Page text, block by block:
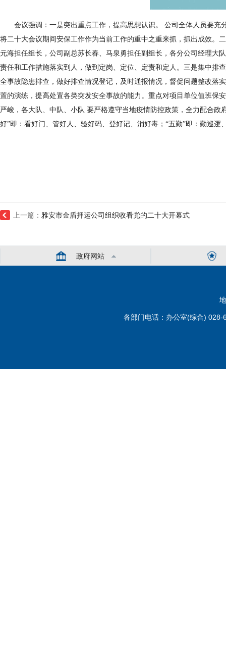
会议强调： 一是突出重点工作， 提高思想认识。 公司全体人员要充
将二十大会议期间安保工作作为当前工作的重中之重来抓 ， 抓出成效。
元海担任组长，公司副总苏长春、马泉勇担任副组长，各分公司经理大
责任和工作措施落实到人，做到定岗、定位、定责和定人 。 三是集中排
全事故 隐患排查， 做好排查情况登记，及时通报情况，督促问题整改落
置的演练，提高处置各类突发安全事故的能力。 重点对项目 单位值班保
严峻， 各大队、中队、小队 要严格遵守当地疫情防控政策，全力配合政
好”即：看好门、管好人、验好码、登好记、消好毒；“五勤”即：勤巡
上一篇： 雅安市金盾押运公司组织收看党的二十大开幕式
政府网站
各部门电话：办公室(综合)